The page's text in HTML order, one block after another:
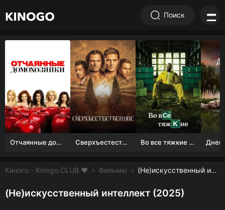
Поиск
Отчаянные домохозяйки (1 сезон) Сверхъестественное Во все тяжкие 1-5 сезон
Киного - Kinogo.CLUB ❤️ Фильмы (Не)искусственный интеллект смотреть онлайн бесплатно
(Не)искусственный интеллект (2025)